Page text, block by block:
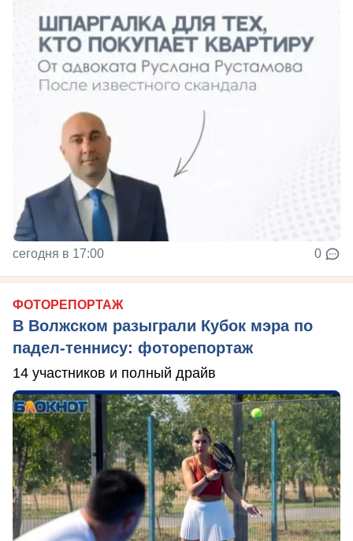
сегодня в 17:00 0
ФОТОРЕПОРТАЖ
В Волжском разыграли Кубок мэра по
падел-теннису: фоторепортаж
14 участников и полный драйв